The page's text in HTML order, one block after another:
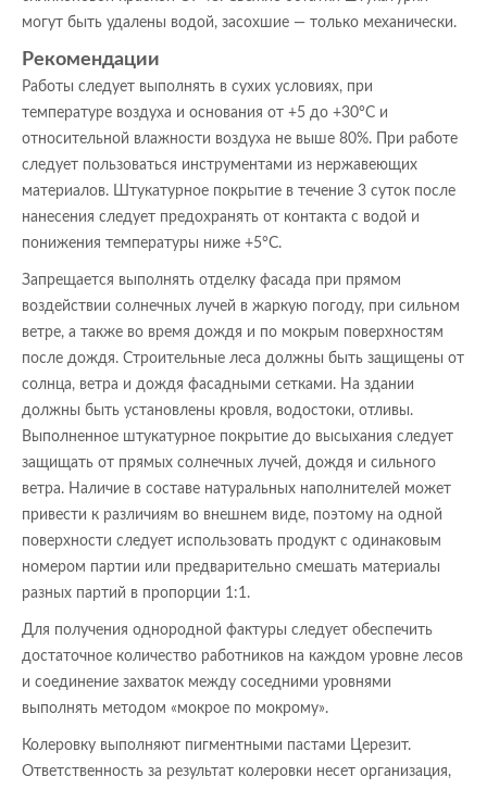
могут быть удалены водой, засохшие — только механически.
Рекомендации
Работы следует выполнять в сухих условиях, при
температуре воздуха и основания от +5 до +30°C и
относительной влажности воздуха не выше 80%. При работе
следует пользоваться инструментами из нержавеющих
материалов. Штукатурное покрытие в течение 3 суток после
нанесения следует предохранять от контакта с водой и
понижения температуры ниже +5°C.
Запрещается выполнять отделку фасада при прямом
воздействии солнечных лучей в жаркую погоду, при сильном
ветре, а также во время дождя и по мокрым поверхностям
после дождя. Строительные леса должны быть защищены от
солнца, ветра и дождя фасадными сетками. На здании
должны быть установлены кровля, водостоки, отливы.
Выполненное штукатурное покрытие до высыхания следует
защищать от прямых солнечных лучей, дождя и сильного
ветра. Наличие в составе натуральных наполнителей может
привести к различиям во внешнем виде, поэтому на одной
поверхности следует использовать продукт с одинаковым
номером партии или предварительно смешать материалы
разных партий в пропорции 1:1.
Для получения однородной фактуры следует обеспечить
достаточное количество работников на каждом уровне лесов
и соединение захваток между соседними уровнями
выполнять методом «мокрое по мокрому».
Колеровку выполняют пигментными пастами Церезит.
Ответственность за результат колеровки несет организация,